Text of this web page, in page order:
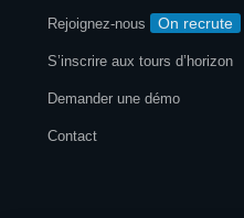
Rejoignez-nous On recrute
S’inscrire aux tours d’horizon
Demander une démo
Contact